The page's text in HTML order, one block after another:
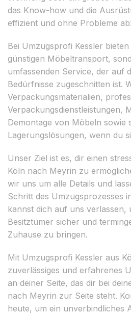
das Know-how und die
effizient und ohne Probleme
Bei Umzugsprofi Kessler
günstigen Möbeltransport,
umfassenden Service, der auf
Bedürfnisse zugeschnitten ist.
Verpackungsmaterialien,
Verpackungsdienstleistungen,
Demontage von Möbeln sowie
Lagerungslösungen, wenn du
Unser Ziel ist es, dir einen
Köln nach Meyrin zu
wir uns um alle Details und
Schritt des Umzugsprozesses
kannst dich auf uns verlassen,
Besitztümer sicher und
Zuhause zu bringen.
Mit Umzugsprofi Kessler aus
zuverlässiges und erfahrenes
an deiner Seite, das dir bei
nach Meyrin zur Seite steht.
heute, um ein unverbindliches